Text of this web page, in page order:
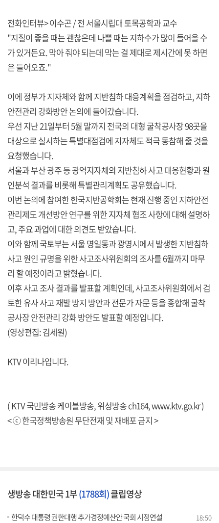
전화인터뷰> 이수곤 / 전 서울시립대 토목공학과 교수
"지질이 좋을 때는 괜찮은데 나쁠 때는 지하수가 많이 들어올 수
가 있거든요. 막아 줘야 되는데 막는 걸 제대로 제시간에 못 하면
은 들어오죠."
이에 정부가 지자체와 함께 지반침하 대응계획을 점검하고, 지하
안전관리 강화방안 논의에 들어갔습니다.
우선 지난 21일부터 5월 말까지 전국의 대형 굴착공사장 98곳을
대상으로 실시하는 특별대점검에 지자체도 적극 동참해 줄 것을
요청했습니다.
서울과 부산 광주 등 광역지자체의 지반침하 사고 대응현황과 원
인분석 결과를 비롯해 특별관리계획도 공유했습니다.
이번 논의에 참여한 한국지반공학회는 현재 진행 중인 지하안전
관리제도 개선방안 연구를 위한 지자체 협조 사항에 대해 설명하
고, 주요 과업에 대한 의견도 받았습니다.
이와 함께 국토부는 서울 명일동과 광명시에서 발생한 지반침하
사고 원인 규명을 위한 사고조사위원회의 조사를 6월까지 마무
리 할 예정이라고 밝혔습니다.
이후 사고 조사 결과를 발표할 계획인데, 사고조사위원회에서 검
토한 유사 사고 재발 방지 방안과 전문가 자문 등을 종합해 굴착
공사장 안전관리 강화 방안도 발표할 예정입니다.
(영상편집: 김세원)
KTV 이리나입니다.
( KTV 국민방송 케이블방송, 위성방송 ch164,www.ktv.go.kr)
< ⓒ 한국정책방송원 무단전재 및 재배포 금지 >
생방송 대한민국 1부(1788회)클립영상
한덕수 대통령 권한대행 추가경정예산안 국회 시정연설 18:50